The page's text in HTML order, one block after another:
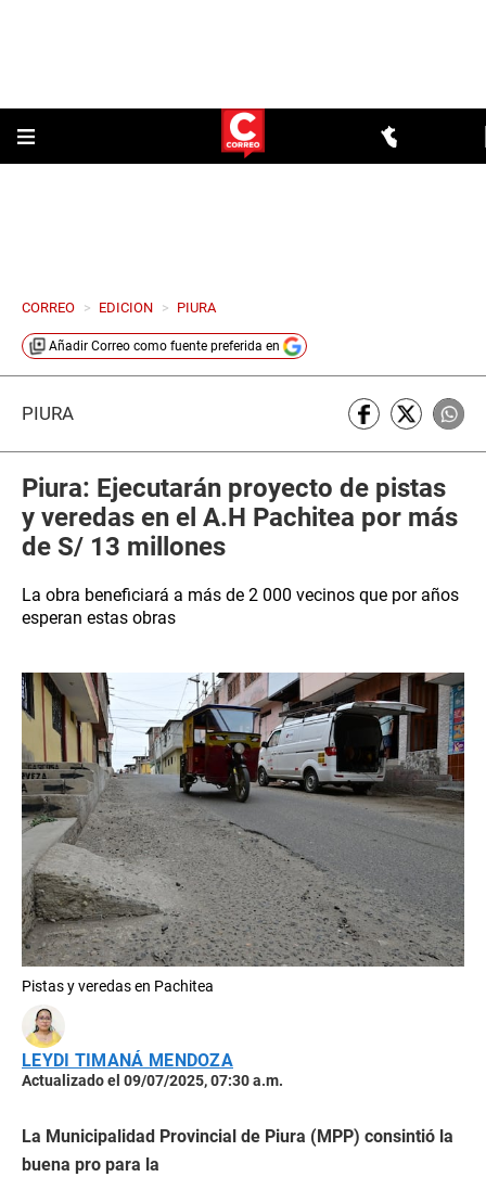
CORREO > EDICION > PIURA
Añadir Correo como fuente preferida en
PIURA
Piura: Ejecutarán proyecto de pistas
y veredas en el A.H Pachitea por más
de S/ 13 millones
La obra beneficiará a más de 2 000 vecinos que por años
esperan estas obras
Pistas y veredas en Pachitea
LEYDI TIMANÁ MENDOZA
Actualizado el 09/07/2025, 07:30 a.m.
La Municipalidad Provincial de Piura (MPP) consintió la
buena pro para la